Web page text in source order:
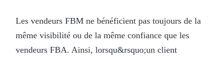
Les vendeurs FBM ne bénéficient pas toujours de la
même visibilité ou de la même confiance que les
vendeurs FBA. Ainsi, lorsqu&rsquo;un client